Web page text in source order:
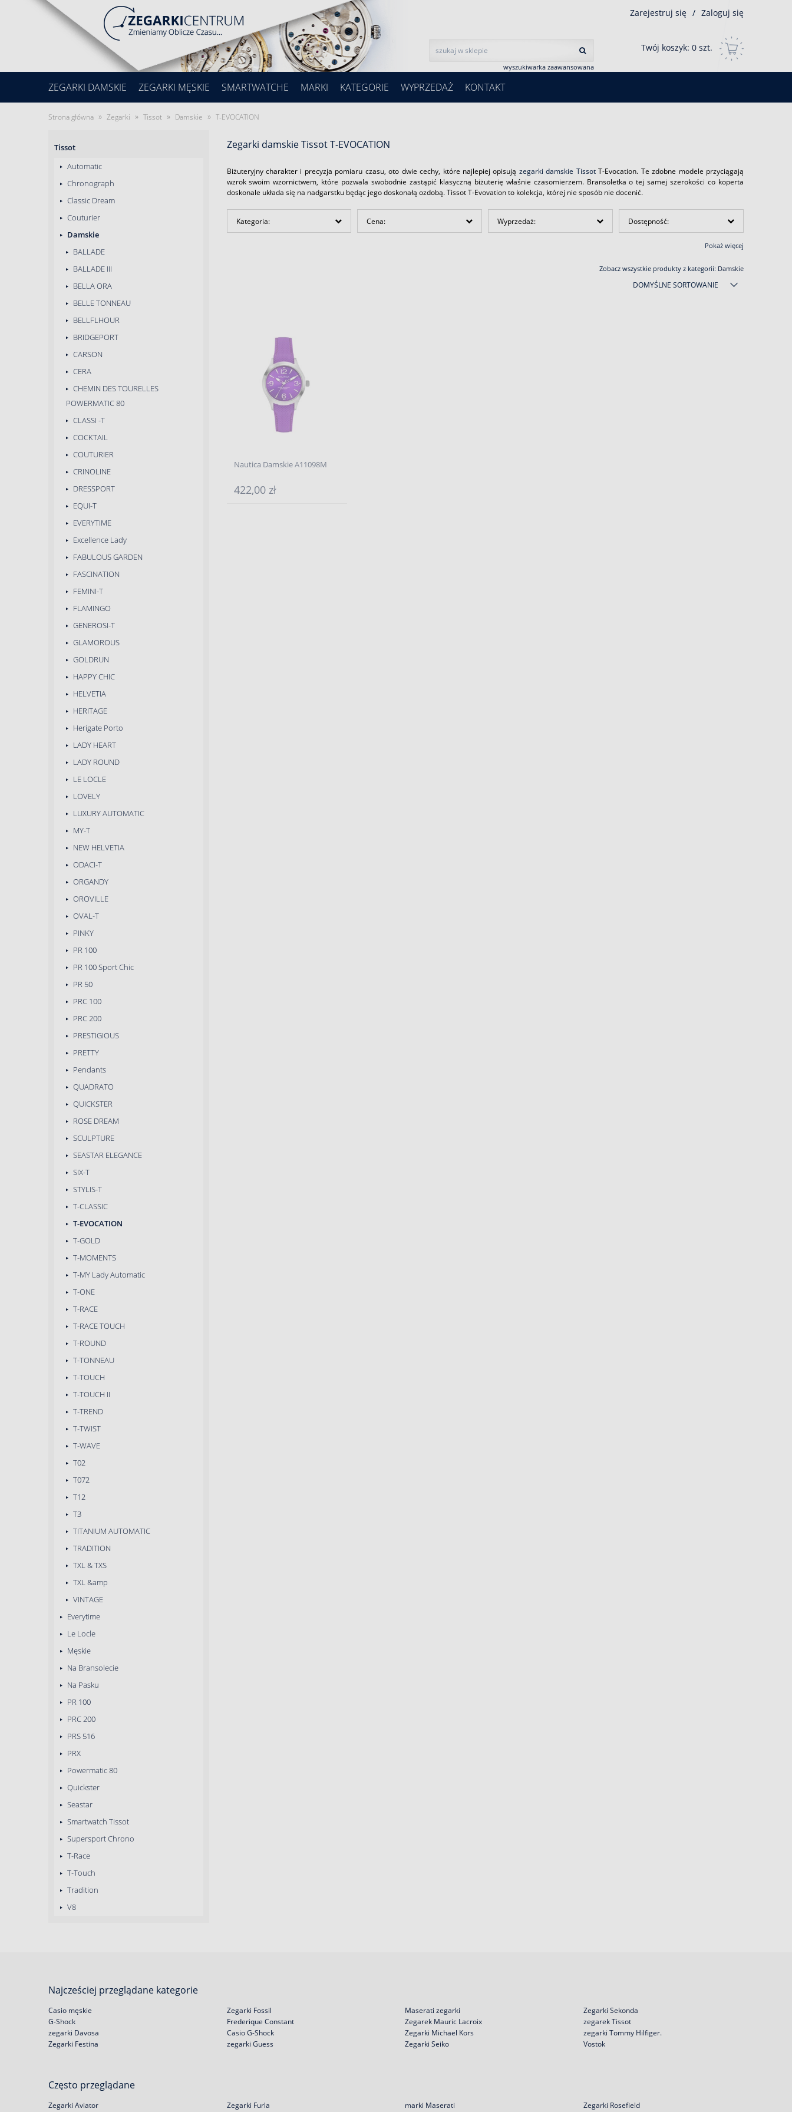
wyszukiwarka zaawansowana
Zarejestruj się / Zaloguj się
Twój koszyk: 0 szt.
ZEGARKI DAMSKIE ZEGARKI MĘSKIE SMARTWATCHE MARKI KATEGORIE WYPRZEDAŻ KONTAKT
Strona główna » Zegarki » Tissot » Damskie » T-EVOCATION
Tissot
Automatic
Chronograph
Classic Dream
Couturier
Damskie
BALLADE
BALLADE III
BELLA ORA
BELLE TONNEAU
BELLFLHOUR
BRIDGEPORT
CARSON
CERA
CHEMIN DES TOURELLES
POWERMATIC 80
CLASSI -T
COCKTAIL
COUTURIER
CRINOLINE
DRESSPORT
EQUI-T
EVERYTIME
Excellence Lady
FABULOUS GARDEN
FASCINATION
FEMINI-T
FLAMINGO
GENEROSI-T
GLAMOROUS
GOLDRUN
HAPPY CHIC
HELVETIA
HERITAGE
Herigate Porto
LADY HEART
LADY ROUND
LE LOCLE
LOVELY
LUXURY AUTOMATIC
MY-T
NEW HELVETIA
ODACI-T
ORGANDY
OROVILLE
OVAL-T
PINKY
PR 100
PR 100 Sport Chic
PR 50
PRC 100
PRC 200
PRESTIGIOUS
PRETTY
Pendants
QUADRATO
QUICKSTER
ROSE DREAM
SCULPTURE
SEASTAR ELEGANCE
SIX-T
STYLIS-T
T-CLASSIC
T-EVOCATION
T-GOLD
T-MOMENTS
T-MY Lady Automatic
T-ONE
T-RACE
T-RACE TOUCH
T-ROUND
T-TONNEAU
T-TOUCH
T-TOUCH II
T-TREND
T-TWIST
T-WAVE
T02
T072
T12
T3
TITANIUM AUTOMATIC
TRADITION
TXL & TXS
TXL &amp
VINTAGE
Everytime
Le Locle
Męskie
Na Bransolecie
Na Pasku
PR 100
PRC 200
PRS 516
PRX
Powermatic 80
Quickster
Seastar
Smartwatch Tissot
Supersport Chrono
T-Race
T-Touch
Tradition
V8
Zegarki damskie Tissot T-EVOCATION
Biżuteryjny charakter i precyzja pomiaru czasu, oto dwie cechy, które najlepiej opisują zegarki damskie TissotT-Evocation. Te zdobne modele przyciągają
wzrok swoim wzornictwem, które pozwala swobodnie zastąpić klasyczną biżuterię właśnie czasomierzem. Bransoletka o tej samej szerokości co koperta
doskonale układa się na nadgarstku będąc jego doskonałą ozdobą. Tissot T-Evovation to kolekcja, której nie sposób nie docenić.
Kategoria: Cena: Wyprzedaż: Dostępność:
Pokaż więcej
Zobacz wszystkie produkty z kategorii: Damskie
DOMYŚLNE SORTOWANIE
Nautica Damskie A11098M
422,00 zł
Najcześciej przeglądane kategorie
Casio męskie
G-Shock
zegarki Davosa
Zegarki Festina
Zegarki Fossil
Frederique Constant
Casio G-Shock
zegarki Guess
Maserati zegarki
Zegarek Mauric Lacroix
Zegarki Michael Kors
Zegarki Seiko
Zegarki Sekonda
zegarek Tissot
zegarki Tommy Hilfiger.
Vostok
Często przeglądane
Zegarki Aviator
Zegarki Furla
marki Maserati
Zegarki Rosefield